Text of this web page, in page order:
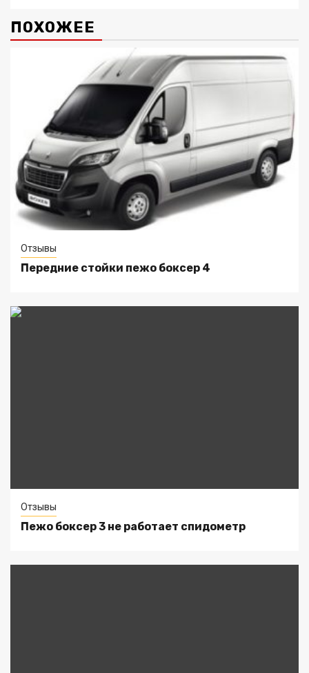
ПОХОЖЕЕ
Отзывы
Передние стойки пежо боксер 4
Отзывы
Пежо боксер 3 не работает спидометр